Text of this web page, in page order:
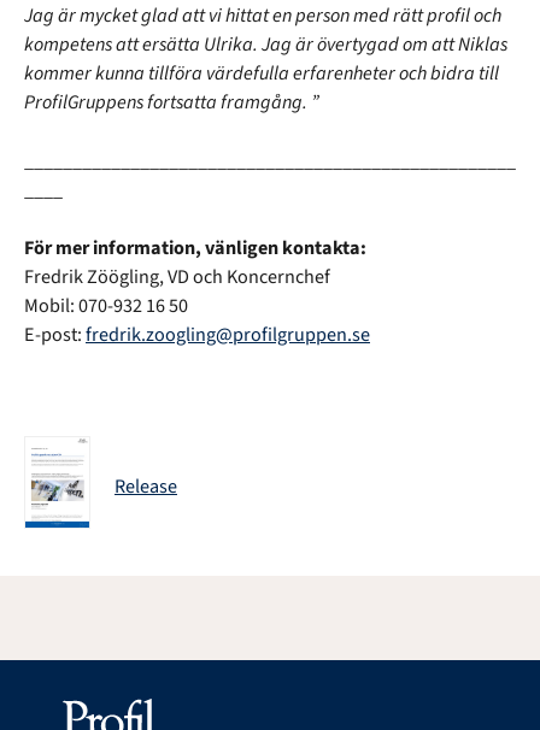
Jag är mycket glad att vi hittat en person med rätt profil och
kompetens att ersätta Ulrika. Jag är övertygad om att Niklas
kommer kunna tillföra värdefulla erfarenheter och bidra till
ProfilGruppens fortsatta framgång. ”
För mer information, vänligen kontakta:
Fredrik Zöögling, VD och Koncernchef
Mobil: 070-932 16 50
E-post:fredrik.zoogling@profilgruppen.se
Release